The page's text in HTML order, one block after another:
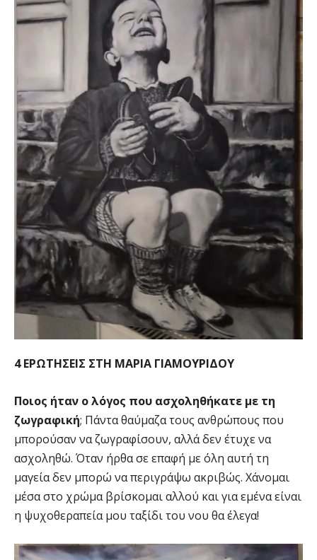
4 ΕΡΩΤΗΣΕΙΣ ΣΤΗ ΜΑΡΙΑ ΓΙΑΜΟΥΡΙΔΟΥ
Ποιος ήταν ο λόγος που ασχοληθήκατε με τη
ζωγραφική; Πάντα θαύμαζα τους ανθρώπους που
μπορούσαν να ζωγραφίσουν, αλλά δεν έτυχε να
ασχοληθώ. Όταν ήρθα σε επαφή με όλη αυτή τη
μαγεία δεν μπορώ να περιγράψω ακριβώς. Χάνομαι
μέσα στο χρώμα βρίσκομαι αλλού και για εμένα είναι
η ψυχοθεραπεία μου ταξίδι του νου θα έλεγα!